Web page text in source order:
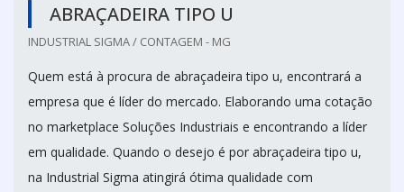
ABRAÇADEIRA TIPO U
INDUSTRIAL SIGMA / CONTAGEM - MG
Quem está à procura de abraçadeira tipo u, encontrará a
empresa que é líder do mercado. Elaborando uma cotação
no marketplace Soluções Industriais e encontrando a líder
em qualidade. Quando o desejo é por abraçadeira tipo u,
na Industrial Sigma atingirá ótima qualidade com